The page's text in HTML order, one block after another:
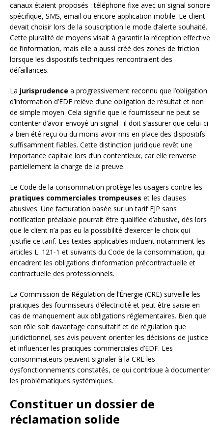
canaux étaient proposés : téléphone fixe avec un signal sonore
spécifique, SMS, email ou encore application mobile. Le client
devait choisir lors de la souscription le mode d’alerte souhaité.
Cette pluralité de moyens visait à garantir la réception effective
de l’information, mais elle a aussi créé des zones de friction
lorsque les dispositifs techniques rencontraient des
défaillances.
La jurisprudence a progressivement reconnu que l’obligation
d’information d’EDF relève d’une obligation de résultat et non
de simple moyen. Cela signifie que le fournisseur ne peut se
contenter d’avoir envoyé un signal : il doit s’assurer que celui-ci
a bien été reçu ou du moins avoir mis en place des dispositifs
suffisamment fiables. Cette distinction juridique revêt une
importance capitale lors d’un contentieux, car elle renverse
partiellement la charge de la preuve.
Le Code de la consommation protège les usagers contre les
pratiques commerciales trompeuses et les clauses
abusives. Une facturation basée sur un tarif EJP sans
notification préalable pourrait être qualifiée d’abusive, dès lors
que le client n’a pas eu la possibilité d’exercer le choix qui
justifie ce tarif. Les textes applicables incluent notamment les
articles L. 121-1 et suivants du Code de la consommation, qui
encadrent les obligations d’information précontractuelle et
contractuelle des professionnels.
La Commission de Régulation de l’Énergie (CRE) surveille les
pratiques des fournisseurs d’électricité et peut être saisie en
cas de manquement aux obligations réglementaires. Bien que
son rôle soit davantage consultatif et de régulation que
juridictionnel, ses avis peuvent orienter les décisions de justice
et influencer les pratiques commerciales d’EDF. Les
consommateurs peuvent signaler à la CRE les
dysfonctionnements constatés, ce qui contribue à documenter
les problématiques systémiques.
Constituer un dossier de
réclamation solide